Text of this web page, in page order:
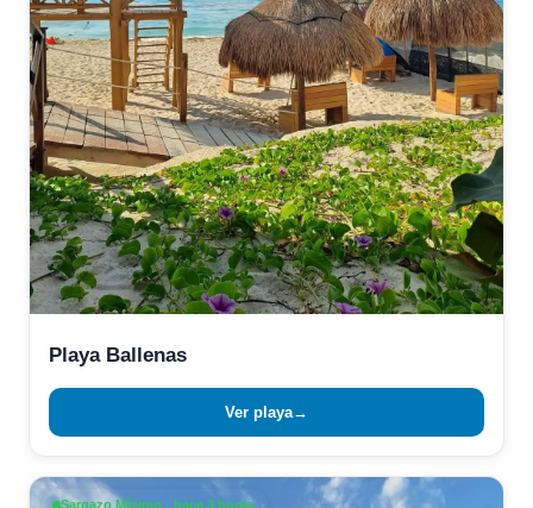
Playa Ballenas
Ver playa→
Sargazo Mínimo · hace 3 horas